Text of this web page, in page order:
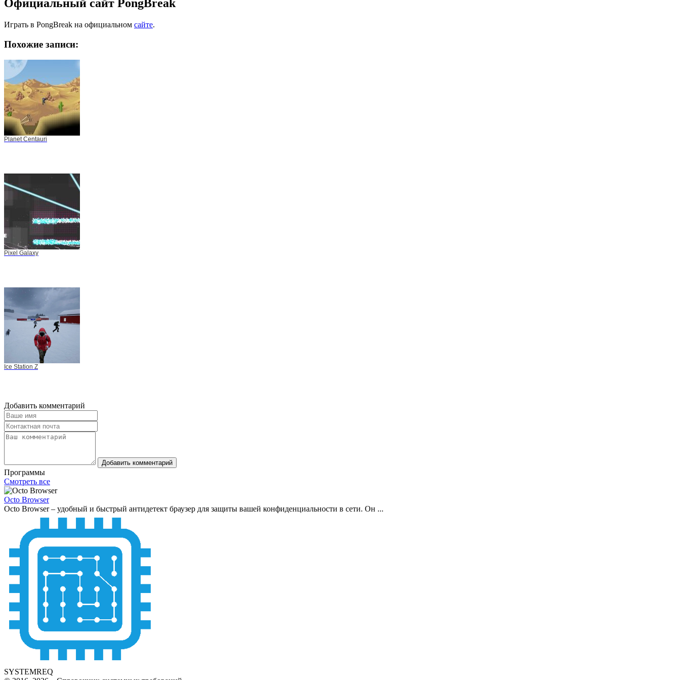
Официальный сайт PongBreak
Играть в PongBreak на официальном сайте.
Похожие записи:
Planet Centauri
Pixel Galaxy
Ice Station Z
Добавить комментарий
Добавить комментарий
Программы
Смотреть все
Octo Browser
Octo Browser – удобный и быстрый антидетект браузер для защиты вашей конфиденциальности в сети. Он ...
SYSTEMREQ